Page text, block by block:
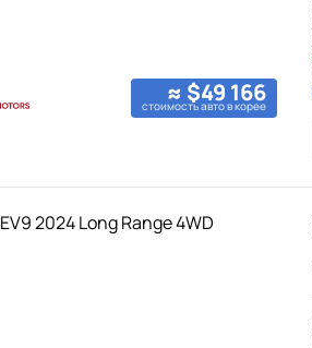
≈ $49 166
стоимость авто в корее